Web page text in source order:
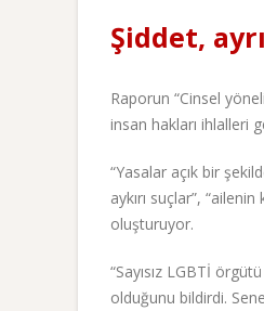
Şiddet,
Raporun “Cinsel
insan hakları ihlalleri
“Yasalar açık bir
aykırı suçlar”,
oluşturuyor.
“Sayısız LGBTİ
olduğunu bildirdi.